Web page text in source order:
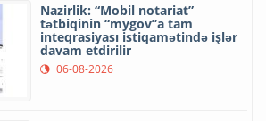
Nazirlik: “Mobil notariat”
tətbiqinin “mygov”a tam
inteqrasiyası istiqamətində işlər
davam etdirilir
06-08-2026